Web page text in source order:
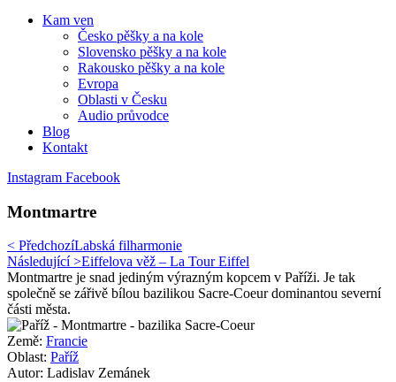
Kam ven
Česko pěšky a na kole
Slovensko pěšky a na kole
Rakousko pěšky a na kole
Evropa
Oblasti v Česku
Audio průvodce
Blog
Kontakt
Instagram Facebook
Montmartre
< PředchozíLabská filharmonie
Následující >Eiffelova věž – La Tour Eiffel
Montmartre je snad jediným výrazným kopcem v Paříži. Je tak
společně se zářivě bílou bazilikou Sacre-Coeur dominantou severní
části města.
Země: Francie
Oblast: Paříž
Autor: Ladislav Zemánek